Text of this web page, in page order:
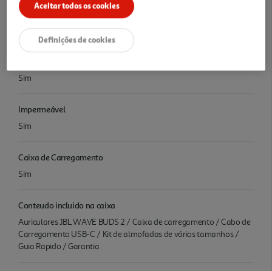
Autonomia (estimada)
40h
Sim
Impermeável
Sim
Caixa de Carregamento
Sim
Conteudo incluido na caixa
Auriculares JBL WAVE BUDS 2 / Caixa de carregamento / Cabo de
Carregamento USB-C / Kit de almofadas de vários tamanhos /
Guia Rapido / Garantia
Aceitar todos os cookies
Definições de cookies